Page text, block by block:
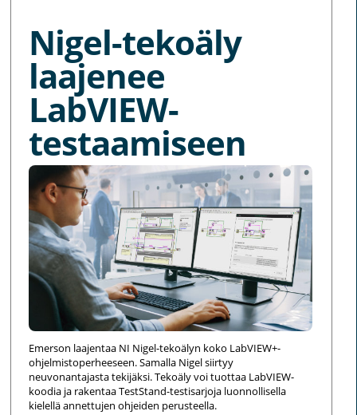
Nigel-tekoäly
laajenee
LabVIEW-
testaamiseen
Emerson laajentaa NI Nigel-tekoälyn koko LabVIEW+-
ohjelmistoperheeseen. Samalla Nigel siirtyy
neuvonantajasta tekijäksi. Tekoäly voi tuottaa LabVIEW-
koodia ja rakentaa TestStand-testisarjoja luonnollisella
kielellä annettujen ohjeiden perusteella.